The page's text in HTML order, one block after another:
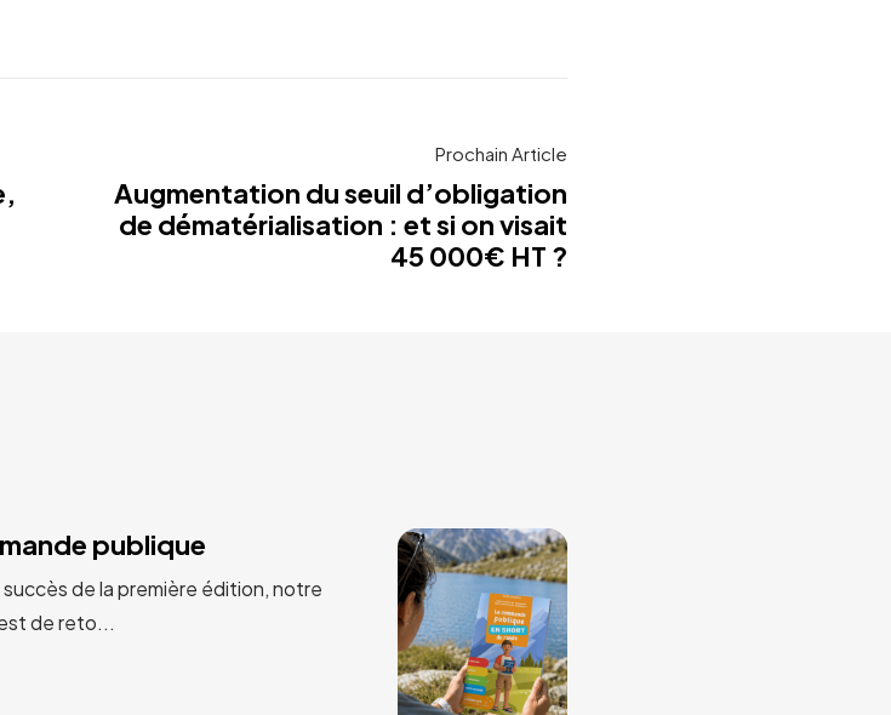
Prochain Article
Augmentation du seuil d’obligation
de dématérialisation : et si on visait
45 000€ HT ?
publique
de la première édition, notre
de reto...